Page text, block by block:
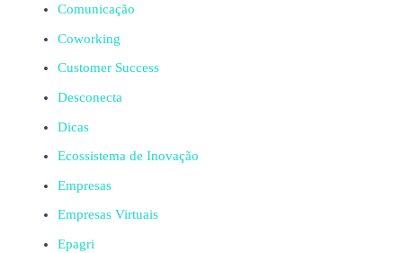
Comunicação
Coworking
Customer Success
Desconecta
Dicas
Ecossistema de Inovação
Empresas
Empresas Virtuais
Epagri